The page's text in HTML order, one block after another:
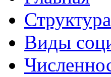
Виды